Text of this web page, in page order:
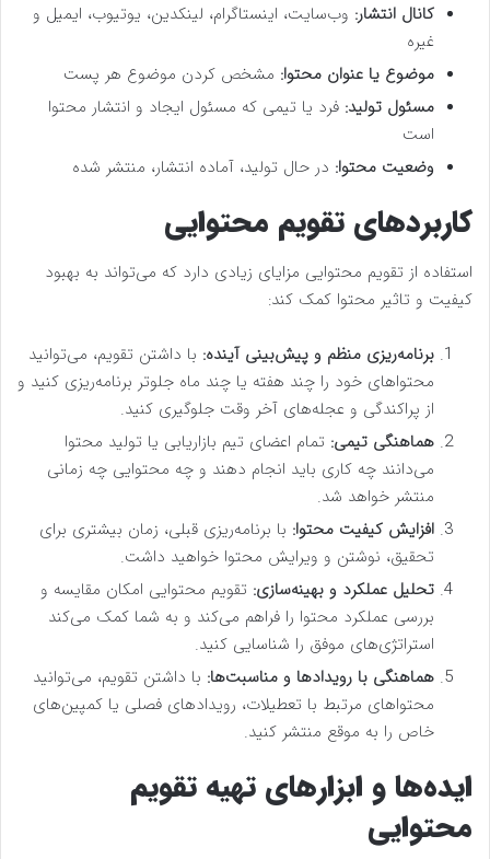
کانال انتشار: وب‌سایت، اینستاگرام، لینکدین، یوتیوب، ایمیل و
غیره
موضوع یا عنوان محتوا: مشخص کردن موضوع هر پست
مسئول تولید: فرد یا تیمی که مسئول ایجاد و انتشار محتوا
است
وضعیت محتوا: در حال تولید، آماده انتشار، منتشر شده
کاربردهای تقویم محتوایی
استفاده از تقویم محتوایی مزایای زیادی دارد که می‌تواند به بهبود
کیفیت و تاثیر محتوا کمک کند:
برنامه‌ریزی منظم و پیش‌بینی آینده: با داشتن تقویم، می‌توانید
محتواهای خود را چند هفته یا چند ماه جلوتر برنامه‌ریزی کنید و
از پراکندگی و عجله‌های آخر وقت جلوگیری کنید.
هماهنگی تیمی: تمام اعضای تیم بازاریابی یا تولید محتوا
می‌دانند چه کاری باید انجام دهند و چه محتوایی چه زمانی
منتشر خواهد شد.
افزایش کیفیت محتوا: با برنامه‌ریزی قبلی، زمان بیشتری برای
تحقیق، نوشتن و ویرایش محتوا خواهید داشت.
تحلیل عملکرد و بهینه‌سازی: تقویم محتوایی امکان مقایسه و
بررسی عملکرد محتوا را فراهم می‌کند و به شما کمک می‌کند
استراتژی‌های موفق را شناسایی کنید.
هماهنگی با رویدادها و مناسبت‌ها: با داشتن تقویم، می‌توانید
محتواهای مرتبط با تعطیلات، رویدادهای فصلی یا کمپین‌های
خاص را به موقع منتشر کنید.
ایده‌ها و ابزارهای تهیه تقویم
محتوایی